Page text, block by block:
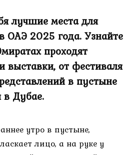
лучшие места для
ОАЭ 2025 года. Узнайте
проходят
выставки, от фестиваля
в пустыне
Дубае.
утро в пустыне,
лицо, а на руке у